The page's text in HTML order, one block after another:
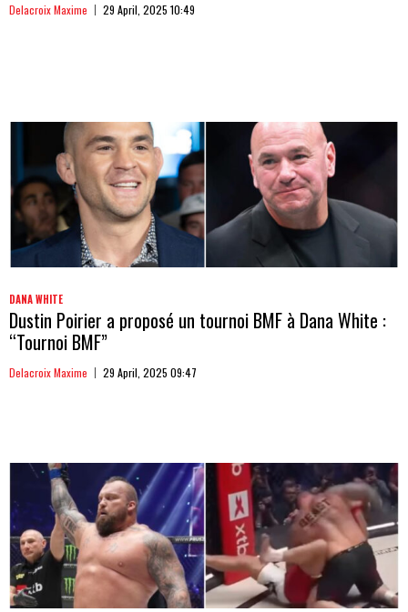
Delacroix Maxime 29 April, 2025 10:49
DANA WHITE
Dustin Poirier a proposé un tournoi BMF à Dana White :
“Tournoi BMF”
Delacroix Maxime 29 April, 2025 09:47